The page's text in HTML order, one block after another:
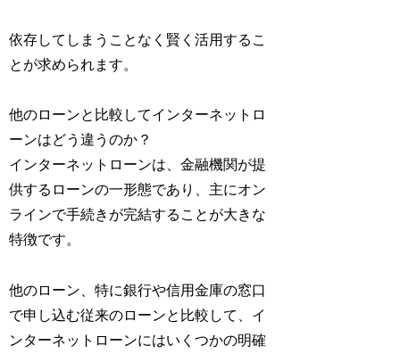
依存してしまうことなく賢く活用するこ
とが求められます。
他のローンと比較してインターネットロ
ーンはどう違うのか？
インターネットローンは、金融機関が提
供するローンの一形態であり、主にオン
ラインで手続きが完結することが大きな
特徴です。
他のローン、特に銀行や信用金庫の窓口
で申し込む従来のローンと比較して、イ
ンターネットローンにはいくつかの明確